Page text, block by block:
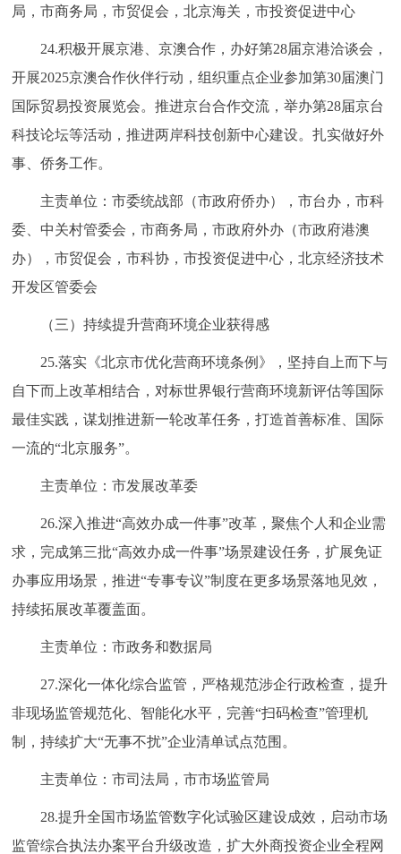
局，市商务局，市贸促会，北京海关，市投资促进中心
24.积极开展京港、京澳合作，办好第28届京港洽谈会，
开展2025京澳合作伙伴行动，组织重点企业参加第30届澳门
国际贸易投资展览会。推进京台合作交流，举办第28届京台
科技论坛等活动，推进两岸科技创新中心建设。扎实做好外
事、侨务工作。
主责单位：市委统战部（市政府侨办），市台办，市科
委、中关村管委会，市商务局，市政府外办（市政府港澳
办），市贸促会，市科协，市投资促进中心，北京经济技术
开发区管委会
（三）持续提升营商环境企业获得感
25.落实《北京市优化营商环境条例》，坚持自上而下与
自下而上改革相结合，对标世界银行营商环境新评估等国际
最佳实践，谋划推进新一轮改革任务，打造首善标准、国际
一流的“北京服务”。
主责单位：市发展改革委
26.深入推进“高效办成一件事”改革，聚焦个人和企业需
求，完成第三批“高效办成一件事”场景建设任务，扩展免证
办事应用场景，推进“专事专议”制度在更多场景落地见效，
持续拓展改革覆盖面。
主责单位：市政务和数据局
27.深化一体化综合监管，严格规范涉企行政检查，提升
非现场监管规范化、智能化水平，完善“扫码检查”管理机
制，持续扩大“无事不扰”企业清单试点范围。
主责单位：市司法局，市市场监管局
28.提升全国市场监管数字化试验区建设成效，启动市场
监管综合执法办案平台升级改造，扩大外商投资企业全程网